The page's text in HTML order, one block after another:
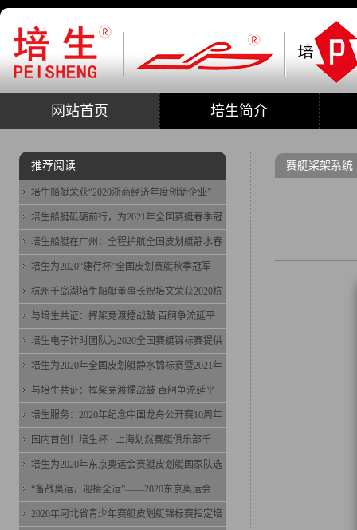
网站首页 培生简介
赛艇桨架系统
推荐阅读
培生船艇荣获“2020浙商经济年度创新企业”
培生船艇砥砺前行，为2021年全国赛艇春季冠
培生船艇在广州：全程护航全国皮划艇静水春
培生为2020“建行杯”全国皮划赛艇秋季冠军
杭州千岛湖培生船艇董事长祝培文荣获2020杭
与培生共证：挥桨竞渡擂战鼓 百舸争流延平
培生电子计时团队为2020全国赛艇锦标赛提供
培生为2020年全国皮划艇静水锦标赛暨2021年
与培生共证：挥桨竞渡擂战鼓 百舸争流延平
培生服务：2020年纪念中国龙舟公开赛10周年
国内首创！培生杯 · 上海划然赛艇俱乐部千
培生为2020年东京奥运会赛艇皮划艇国家队选
“备战奥运，迎接全运”——2020东京奥运会
2020年河北省青少年赛艇皮划艇锦标赛指定培